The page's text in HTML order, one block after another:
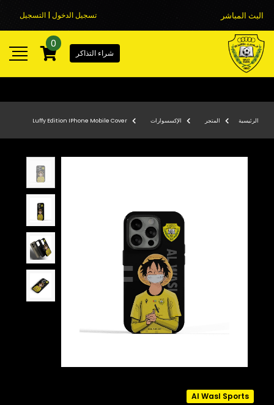
البث المباشر تسجيل الدخول | التسجيل
شراء التذاكر
0
الرئيسية المتجر الإكسسوارات Luffy Edition IPhone Mobile Cover
Al Wasl Sports